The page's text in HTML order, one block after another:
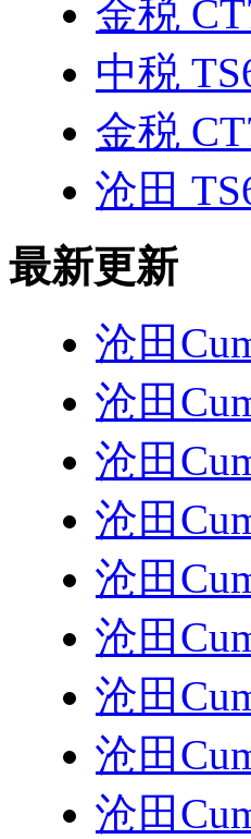
金税
中税
金税
沧田
最新更新
沧田
沧田
沧田
沧田
沧田
沧田
沧田
沧田
沧田